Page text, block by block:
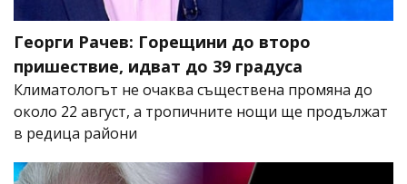
Георги Рачев: Горещини до второ
пришествие, идват до 39 градуса
Климатологът не очаква съществена промяна до
около 22 август, а тропичните нощи ще продължат
в редица райони